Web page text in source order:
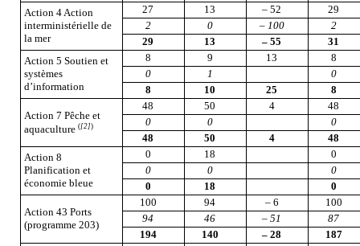
Action 4 Action
interministérielle de
la mer
27 13 – 52
29
2
0 – 100
2
29
13 – 55
31
Action 5 Soutien et
systèmes
d’information
8 9 13
8
0
1
0
8
10 25 8
Action 7 Pêche et
aquaculture([2])
48 50 4
48
0
0
0
48
50 4
48
Action 8
Planification et
économie bleue
0 18
0
0
0
0
0
18 0
Action 43 Ports
(programme 203)
100 94 – 6
100
94
46 – 51
87
194
140 – 28 187